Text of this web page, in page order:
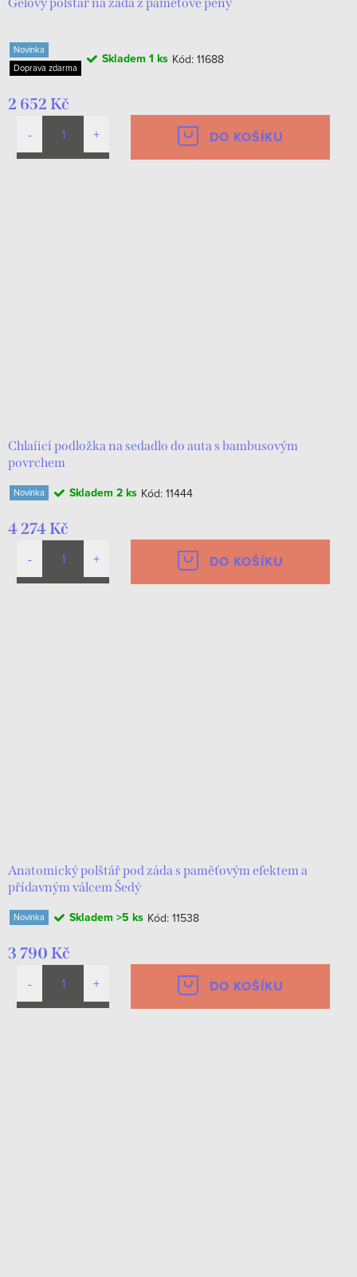
Novinka
Doprava zdarma
Skladem 1 ks Kód: 11688
2 652 Kč
DO KOŠÍKU
Chlaíicí podložka na sedadlo do auta s bambusovým
povrchem
Novinka Skladem 2 ks Kód: 11444
4 274 Kč
DO KOŠÍKU
Anatomický polštář pod záda s paměťovým efektem a
přídavným válcem Šedý
Novinka Skladem >5 ks Kód: 11538
3 790 Kč
DO KOŠÍKU